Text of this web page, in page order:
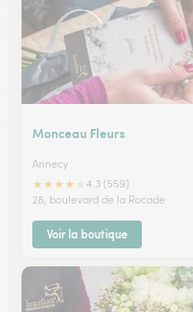
Monceau Fleurs
Annecy
★★★★
4.3 (559)
28, boulevard de la Rocade
Voir la boutique